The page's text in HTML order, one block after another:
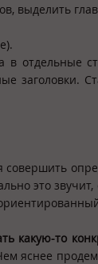
выделить
в отдельные
заголовки.
совершить
это
какую-то
яснее